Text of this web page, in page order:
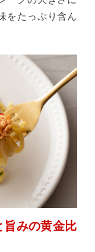
をたっぷり含ん
みの黄金比